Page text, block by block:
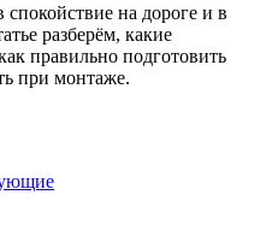
на дороге и в
разберём, какие
правильно подготовить
при монтаже.